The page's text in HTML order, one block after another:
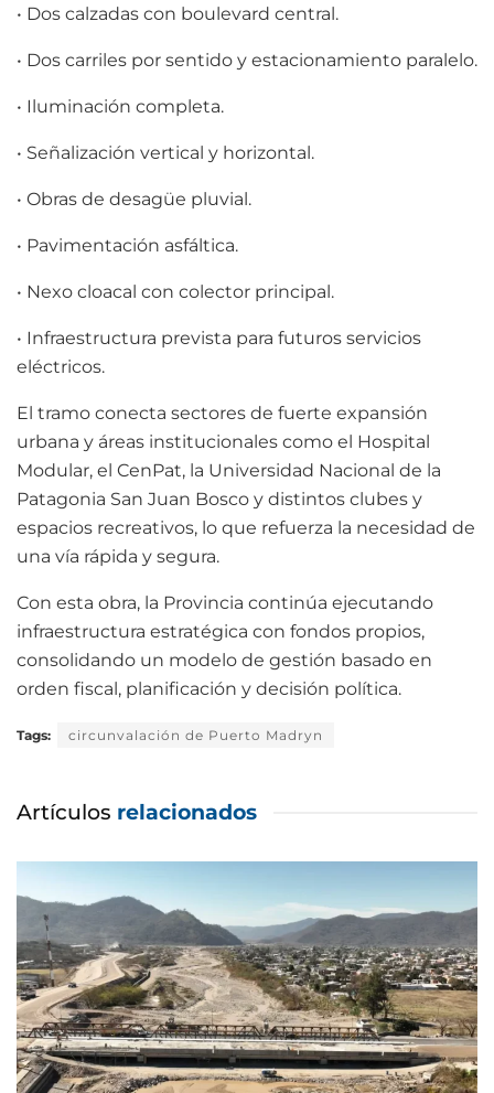
• Dos calzadas con boulevard central.
• Dos carriles por sentido y estacionamiento paralelo.
• Iluminación completa.
• Señalización vertical y horizontal.
• Obras de desagüe pluvial.
• Pavimentación asfáltica.
• Nexo cloacal con colector principal.
• Infraestructura prevista para futuros servicios
eléctricos.
El tramo conecta sectores de fuerte expansión
urbana y áreas institucionales como el Hospital
Modular, el CenPat, la Universidad Nacional de la
Patagonia San Juan Bosco y distintos clubes y
espacios recreativos, lo que refuerza la necesidad de
una vía rápida y segura.
Con esta obra, la Provincia continúa ejecutando
infraestructura estratégica con fondos propios,
consolidando un modelo de gestión basado en
orden fiscal, planificación y decisión política.
Tags: circunvalación de Puerto Madryn
Artículos relacionados